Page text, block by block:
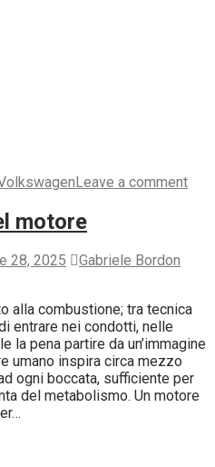
Leave a comment
motore
28, 2025 Gabriele Bordon
alla combustione; tra tecnica
entrare nei condotti, nelle
la pena partire da un’immagine
umano inspira circa mezzo
ogni boccata, sufficiente per
del metabolismo. Un motore